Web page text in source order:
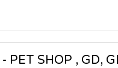
SHOP , GD,